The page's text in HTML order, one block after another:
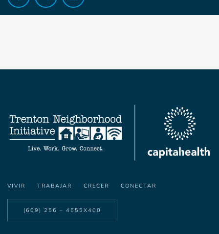
VIVIR TRABAJAR CRECER CONECTAR
(609) 256 – 4555X400